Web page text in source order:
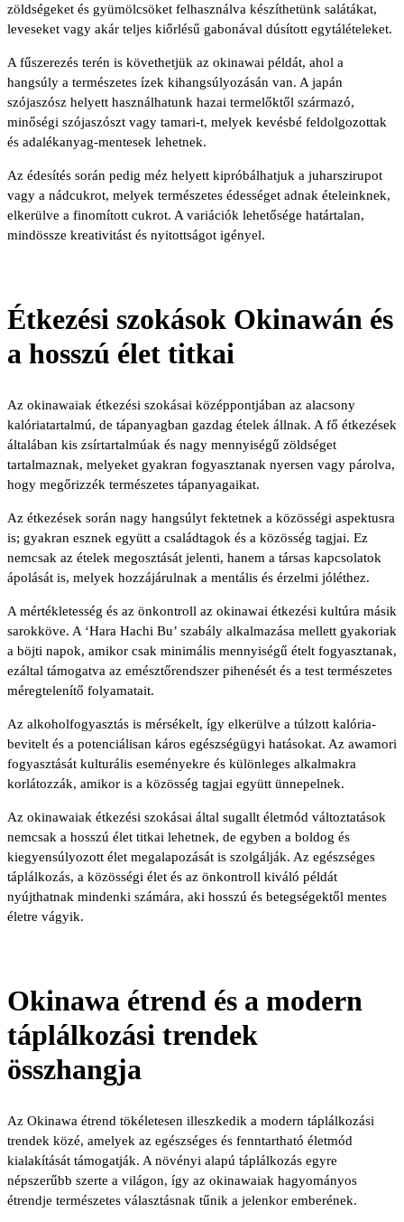
zöldségeket és gyümölcsöket felhasználva készíthetünk salátákat,
leveseket vagy akár teljes kiőrlésű gabonával dúsított egytálételeket.
A fűszerezés terén is követhetjük az okinawai példát, ahol a
hangsúly a természetes ízek kihangsúlyozásán van. A japán
szójaszósz helyett használhatunk hazai termelőktől származó,
minőségi szójaszószt vagy tamari-t, melyek kevésbé feldolgozottak
és adalékanyag-mentesek lehetnek.
Az édesítés során pedig méz helyett kipróbálhatjuk a juharszirupot
vagy a nádcukrot, melyek természetes édességet adnak ételeinknek,
elkerülve a finomított cukrot. A variációk lehetősége határtalan,
mindössze kreativitást és nyitottságot igényel.
Étkezési szokások Okinawán és
a hosszú élet titkai
Az okinawaiak étkezési szokásai középpontjában az alacsony
kalóriatartalmú, de tápanyagban gazdag ételek állnak. A fő étkezések
általában kis zsírtartalmúak és nagy mennyiségű zöldséget
tartalmaznak, melyeket gyakran fogyasztanak nyersen vagy párolva,
hogy megőrizzék természetes tápanyagaikat.
Az étkezések során nagy hangsúlyt fektetnek a közösségi aspektusra
is; gyakran esznek együtt a családtagok és a közösség tagjai. Ez
nemcsak az ételek megosztását jelenti, hanem a társas kapcsolatok
ápolását is, melyek hozzájárulnak a mentális és érzelmi jóléthez.
A mértékletesség és az önkontroll az okinawai étkezési kultúra másik
sarokköve. A ‘Hara Hachi Bu’ szabály alkalmazása mellett gyakoriak
a böjti napok, amikor csak minimális mennyiségű ételt fogyasztanak,
ezáltal támogatva az emésztőrendszer pihenését és a test természetes
méregtelenítő folyamatait.
Az alkoholfogyasztás is mérsékelt, így elkerülve a túlzott kalória-
bevitelt és a potenciálisan káros egészségügyi hatásokat. Az awamori
fogyasztását kulturális eseményekre és különleges alkalmakra
korlátozzák, amikor is a közösség tagjai együtt ünnepelnek.
Az okinawaiak étkezési szokásai által sugallt életmód változtatások
nemcsak a hosszú élet titkai lehetnek, de egyben a boldog és
kiegyensúlyozott élet megalapozását is szolgálják. Az egészséges
táplálkozás, a közösségi élet és az önkontroll kiváló példát
nyújthatnak mindenki számára, aki hosszú és betegségektől mentes
életre vágyik.
Okinawa étrend és a modern
táplálkozási trendek
összhangja
Az Okinawa étrend tökéletesen illeszkedik a modern táplálkozási
trendek közé, amelyek az egészséges és fenntartható életmód
kialakítását támogatják. A növényi alapú táplálkozás egyre
népszerűbb szerte a világon, így az okinawaiak hagyományos
étrendje természetes választásnak tűnik a jelenkor emberének.